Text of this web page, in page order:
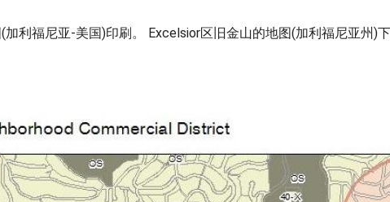
利福尼亚-美国)印刷。 Excelsior区旧金山的地图(加利福尼亚州)